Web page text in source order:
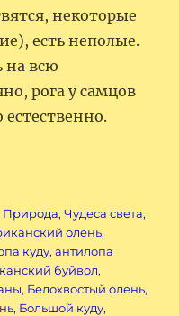
некоторые
есть неполые.
на всю
рога у самцов
естественно.
сказочно красиво!”
Categories
Природа,Чудеса света,
олень,
куду,антилопа
буйвол,
, Белохвостый олень,
, Большой куду,